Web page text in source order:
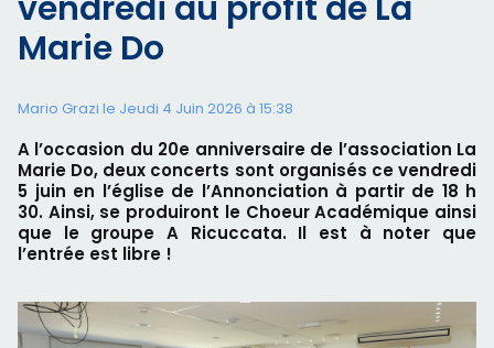
Marie Do
Mario Grazi le Jeudi 4 Juin 2026 à 15:38
A l’occasion du 20e anniversaire de l’association La
Marie Do, deux concerts sont organisés ce vendredi
5 juin en l’église de l’Annonciation à partir de 18 h
30. Ainsi, se produiront le Choeur Académique ainsi
que le groupe A Ricuccata. Il est à noter que
l’entrée est libre !